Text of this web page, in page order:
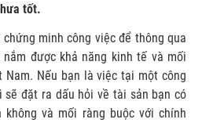
tốt.
minh công việc để thông qua
được khả năng kinh tế và mối
Nam. Nếu bạn là việc tại một công
đặt ra dấu hỏi về tài sản bạn có
và mối ràng buộc với chính